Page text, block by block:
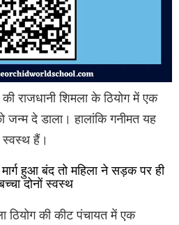
राजधानी शिमला के ठियोग में एक
जन्म दे डाला। हालांकि गनीमत यह
स्वस्थ हैं।
हुआ बंद तो महिला ने सड़क पर ही
दोनों स्वस्थ
ठियोग की कीट पंचायत में एक